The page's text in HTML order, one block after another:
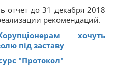
отчет до 31 декабря 2018
рекомендаций.
хочуть
під заставу
"Протокол"